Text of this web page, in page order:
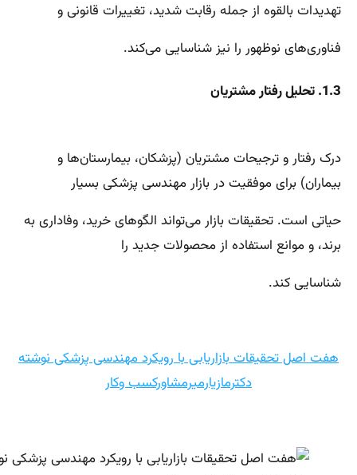
تهدیدات بالقوه از جمله رقابت شدید، تغییرات قانونی و
فناوری‌های نوظهور را نیز شناسایی می‌کند.
1.3. تحلیل رفتار مشتریان
درک رفتار و ترجیحات مشتریان (پزشکان، بیمارستان‌ها و
بیماران) برای موفقیت در بازار مهندسی پزشکی بسیار
حیاتی است. تحقیقات بازار می‌تواند الگوهای خرید، وفاداری به
برند، و موانع استفاده از محصولات جدید را
شناسایی کند.
هفت اصل تحقیقات بازاریابی با رویکرد مهندسی پزشکی نوشته
دکترمازیارمیرمشاورکسب وکار